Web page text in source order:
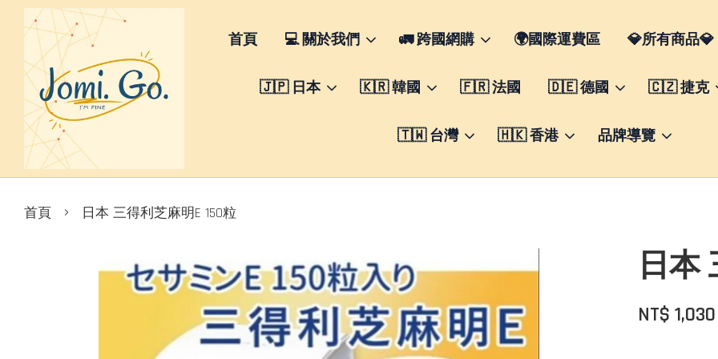
首頁 💻 關於我們 🚛 跨國網購 🌍國際運費區 💎所有商品💎
🇯🇵 日本 🇰🇷 韓國 🇫🇷 法國 🇩🇪 德國 🇨🇿 捷克
🇹🇼 台灣 🇭🇰 香港 品牌導覽
首頁 › 日本 三得利芝麻明E 150粒
日本
NT$